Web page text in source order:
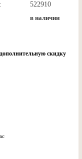
522910
в наличии
скидку